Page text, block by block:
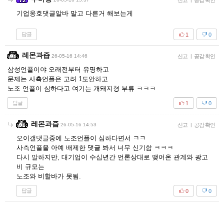
기업옹호댓글알바 말고 다른거 해보는게
답글 0
1
레몬과즙 26-05-16 14:46 신고 | 공감 확인
삼성언플이야 오래전부터 유명하고
문제는 사측언플은 고려 1도안하고
노조 언플이 심하다고 여기는 개돼지형 부류 ㅋㅋㅋ
답글 0
1
레몬과즙 26-05-16 14:53 신고 | 공감 확인
오이갤댓글중에 노조언플이 심하다면서 ㅋㅋ
사측언플을 아예 배제한 댓글 봐서 너무 신기함 ㅋㅋㅋ
다시 말하지만, 대기업이 수십년간 언론상대로 맺어온 관계와 광고
비 규모는
노조와 비할바가 못됨.
답글 0
0